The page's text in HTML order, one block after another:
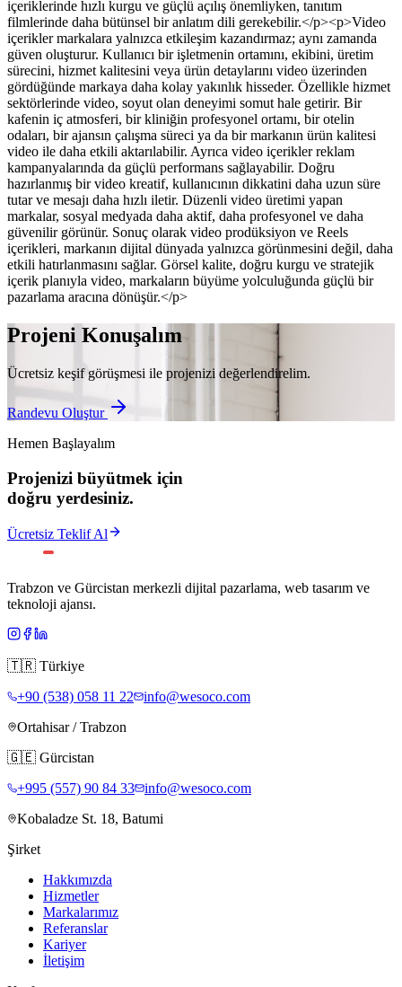
içeriklerinde hızlı kurgu ve güçlü açılış önemliyken, tanıtım
filmlerinde daha bütünsel bir anlatım dili gerekebilir.</p><p>Video
içerikler markalara yalnızca etkileşim kazandırmaz; aynı zamanda
güven oluşturur. Kullanıcı bir işletmenin ortamını, ekibini, üretim
sürecini, hizmet kalitesini veya ürün detaylarını video üzerinden
gördüğünde markaya daha kolay yakınlık hisseder. Özellikle hizmet
sektörlerinde video, soyut olan deneyimi somut hale getirir. Bir
kafenin iç atmosferi, bir kliniğin profesyonel ortamı, bir otelin
odaları, bir ajansın çalışma süreci ya da bir markanın ürün kalitesi
video ile daha etkili aktarılabilir. Ayrıca video içerikler reklam
kampanyalarında da güçlü performans sağlayabilir. Doğru
hazırlanmış bir video kreatif, kullanıcının dikkatini daha uzun süre
tutar ve mesajı daha hızlı iletir. Düzenli video üretimi yapan
markalar, sosyal medyada daha aktif, daha profesyonel ve daha
güvenilir görünür. Sonuç olarak video prodüksiyon ve Reels
içerikleri, markanın dijital dünyada yalnızca görünmesini değil, daha
etkili hatırlanmasını sağlar. Görsel kalite, doğru kurgu ve stratejik
içerik planıyla video, markaların büyüme yolculuğunda güçlü bir
pazarlama aracına dönüşür.</p>
Projeni Konuşalım
Ücretsiz keşif görüşmesi ile projenizi değerlendirelim.
Randevu Oluştur
Hemen Başlayalım
Projenizi büyütmek için
doğru yerdesiniz.
Ücretsiz Teklif Al
Trabzon ve Gürcistan merkezli dijital pazarlama, web tasarım ve
teknoloji ajansı.
🇹🇷 Türkiye
+90 (538) 058 11 22
info@wesoco.com
Ortahisar / Trabzon
🇬🇪 Gürcistan
+995 (557) 90 84 33
info@wesoco.com
Kobaladze St. 18, Batumi
Şirket
Hakkımızda
Hizmetler
Markalarımız
Referanslar
Kariyer
İletişim